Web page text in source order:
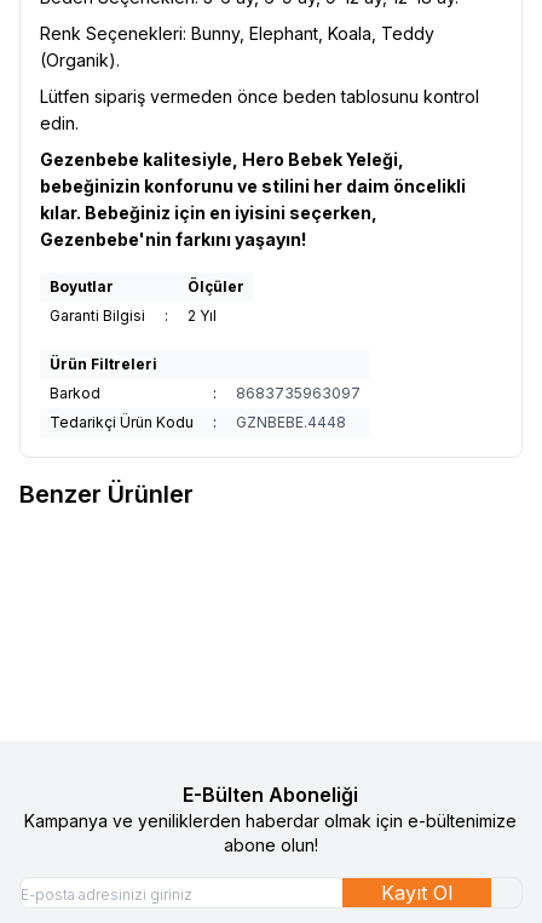
Renk Seçenekleri: Bunny, Elephant, Koala, Teddy
(Organik).
Lütfen sipariş vermeden önce beden tablosunu kontrol
edin.
Gezenbebe kalitesiyle, Hero Bebek Yeleği,
bebeğinizin konforunu ve stilini her daim öncelikli
kılar. Bebeğiniz için en iyisini seçerken,
Gezenbebe'nin farkını yaşayın!
Boyutlar
Ölçüler
Garanti Bilgisi
: 2 Yıl
Ürün Filtreleri
Barkod
:
8683735963097
Tedarikçi Ürün Kodu
: GZNBEBE.4448
Benzer Ürünler
E-Bülten Aboneliği
Kampanya ve yeniliklerden haberdar olmak için e-bültenimize
abone olun!
Kayıt Ol